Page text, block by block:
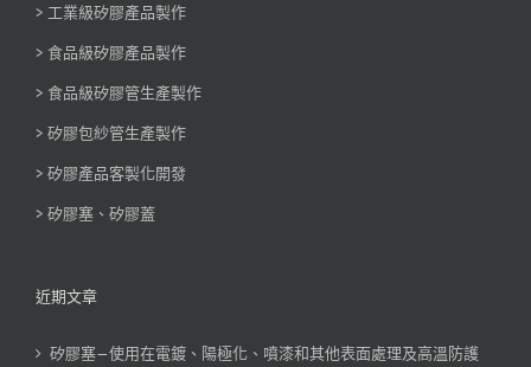
> 工業級矽膠產品製作
> 食品級矽膠產品製作
> 食品級矽膠管生產製作
> 矽膠包紗管生產製作
> 矽膠產品客製化開發
> 矽膠塞、矽膠蓋
近期文章
矽膠塞—使用在電鍍、陽極化、噴漆和其他表面處理及高溫防護